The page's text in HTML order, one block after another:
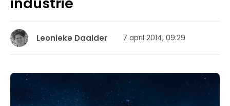
Leonieke Daalder 7 april 2014, 09:29